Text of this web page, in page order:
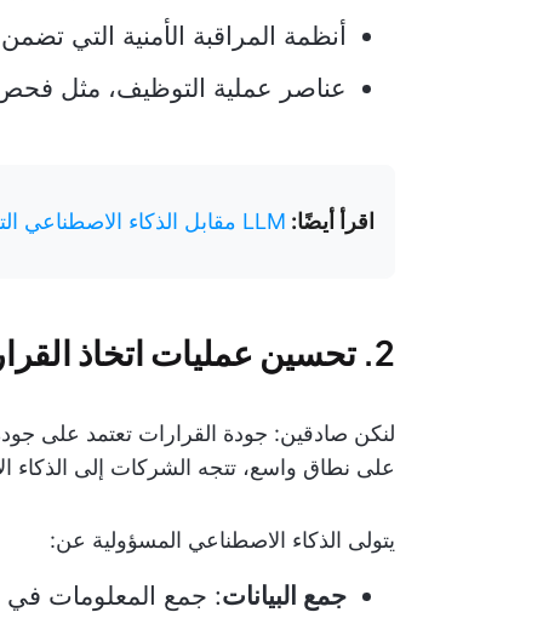
أنظمة المراقبة الأمنية التي
عناصر عملية التوظيف، مثل
اقرأ أيضًا: LLM مقابل الذكاء الاصطناعي التوليدي: دليل مفصل
2. تحسين عمليات اتخاذ القرار
لنكن صادقين: جودة القرارات تعتمد على
على نطاق واسع، تتجه الشركات إلى الذكاء
يتولى الذكاء الاصطناعي المسؤولية عن:
جمع البيانات: جمع المعلومات في